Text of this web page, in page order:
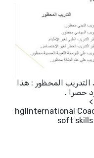
التدريب المحظور : هذا
حصرا .